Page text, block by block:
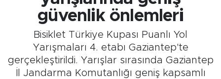
güvenlik önlemleri
Bisiklet Türkiye Kupası Puanlı Yol
Yarışmaları 4. etabı Gaziantep'te
gerçekleştirildi. Yarışlar sırasında Gaziantep
İl Jandarma Komutanlığı geniş kapsamlı
Haber Arşivi